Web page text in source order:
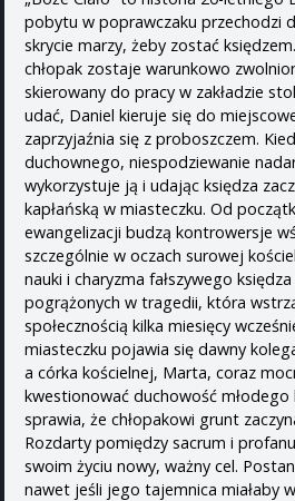
pobytu w poprawczaku przechodzi
skrycie marzy, żeby zostać
chłopak zostaje warunkowo
skierowany do pracy w zakładzie
udać, Daniel kieruje się do
zaprzyjaźnia się z proboszczem.
duchownego, niespodziewanie
wykorzystuje ją i udając księdza
kapłańską w miasteczku. Od
ewangelizacji budzą kontrowersje
szczególnie w oczach surowej
nauki i charyzma fałszywego
pogrążonych w tragedii, która
społecznością kilka miesięcy
miasteczku pojawia się dawny
a córka kościelnej, Marta, coraz
kwestionować duchowość młodego
sprawia, że chłopakowi grunt
Rozdarty pomiędzy sacrum i
swoim życiu nowy, ważny cel.
nawet jeśli jego tajemnica miałaby